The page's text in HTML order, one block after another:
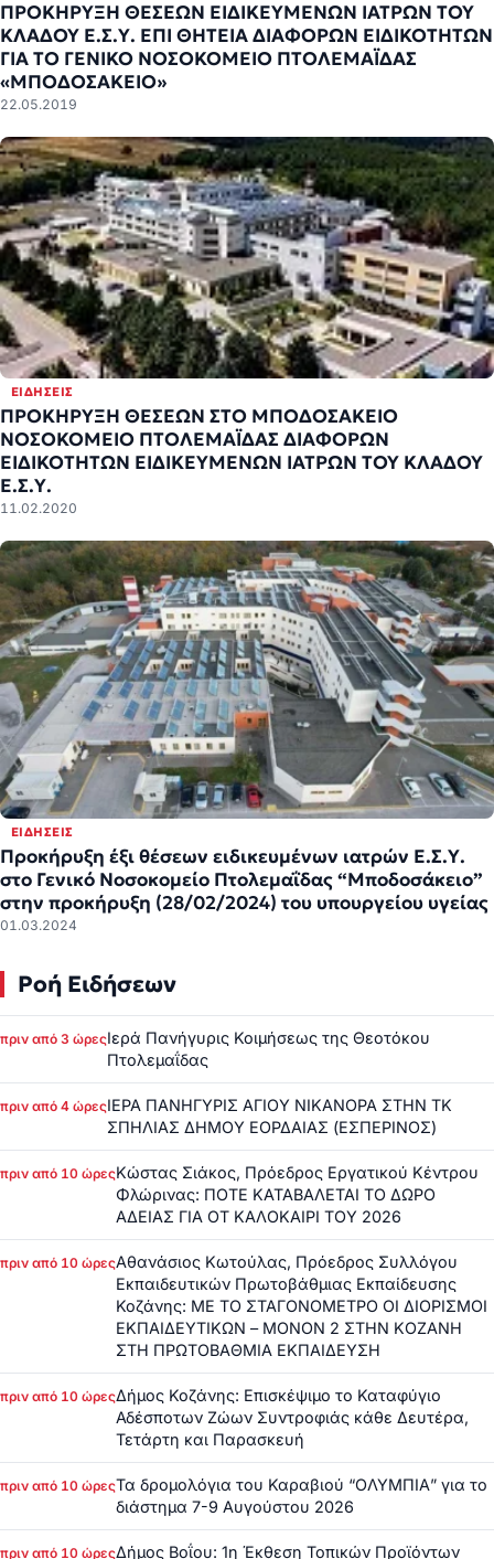
ΠΡΟΚΗΡΥΞΗ ΘΕΣΕΩΝ ΕΙΔΙΚΕΥΜΕΝΩΝ ΙΑΤΡΩΝ ΤΟΥ
ΚΛΑΔΟΥ Ε.Σ.Υ. ΕΠΙ ΘΗΤΕΙΑ ΔΙΑΦΟΡΩΝ ΕΙΔΙΚΟΤΗΤΩΝ
ΓΙΑ ΤΟ ΓΕΝΙΚΟ ΝΟΣΟΚΟΜΕΙΟ ΠΤΟΛΕΜΑΪΔΑΣ
«ΜΠΟΔΟΣΑΚΕΙΟ»
22.05.2019
ΕΙΔΉΣΕΙΣ
ΠΡΟΚΗΡΥΞΗ ΘΕΣΕΩΝ ΣΤΟ ΜΠΟΔΟΣΑΚΕΙΟ
ΝΟΣΟΚΟΜΕΙΟ ΠΤΟΛΕΜΑΪΔΑΣ ΔΙΑΦΟΡΩΝ
ΕΙΔΙΚΟΤΗΤΩΝ ΕΙΔΙΚΕΥΜΕΝΩΝ ΙΑΤΡΩΝ ΤΟΥ ΚΛΑΔΟΥ
Ε.Σ.Υ.
11.02.2020
ΕΙΔΉΣΕΙΣ
Προκήρυξη έξι θέσεων ειδικευμένων ιατρών Ε.Σ.Υ.
στο Γενικό Νοσοκομείο Πτολεμαΐδας “Μποδοσάκειο”
στην προκήρυξη (28/02/2024) του υπουργείου υγείας
01.03.2024
Ροή Ειδήσεων
πριν από 3 ώρεςΙερά Πανήγυρις Κοιμήσεως της Θεοτόκου
Πτολεμαΐδας
πριν από 4 ώρεςΙΕΡΑ ΠΑΝΗΓΥΡΙΣ ΑΓΙΟΥ ΝΙΚΑΝΟΡΑ ΣΤΗΝ ΤΚ
ΣΠΗΛΙΑΣ ΔΗΜΟΥ ΕΟΡΔΑΙΑΣ (ΕΣΠΕΡΙΝΟΣ)
πριν από 10 ώρεςΚώστας Σιάκος, Πρόεδρος Εργατικού Κέντρου
Φλώρινας: ΠΟΤΕ ΚΑΤΑΒΑΛΕΤΑΙ ΤΟ ΔΩΡΟ
ΑΔΕΙΑΣ ΓΙΑ ΟΤ ΚΑΛΟΚΑΙΡΙ ΤΟΥ 2026
πριν από 10 ώρεςΑθανάσιος Κωτούλας, Πρόεδρος Συλλόγου
Εκπαιδευτικών Πρωτοβάθμιας Εκπαίδευσης
Κοζάνης: ΜΕ ΤΟ ΣΤΑΓΟΝΟΜΕΤΡΟ ΟΙ ΔΙΟΡΙΣΜΟΙ
ΕΚΠΑΙΔΕΥΤΙΚΩΝ – ΜΟΝΟΝ 2 ΣΤΗΝ ΚΟΖΑΝΗ
ΣΤΗ ΠΡΩΤΟΒΑΘΜΙΑ ΕΚΠΑΙΔΕΥΣΗ
πριν από 10 ώρεςΔήμος Κοζάνης: Επισκέψιμο το Καταφύγιο
Αδέσποτων Ζώων Συντροφιάς κάθε Δευτέρα,
Τετάρτη και Παρασκευή
πριν από 10 ώρεςΤα δρομολόγια του Καραβιού “ΟΛΥΜΠΙΑ” για το
διάστημα 7-9 Αυγούστου 2026
πριν από 10 ώρεςΔήμος Βοΐου: 1η Έκθεση Τοπικών Προϊόντων